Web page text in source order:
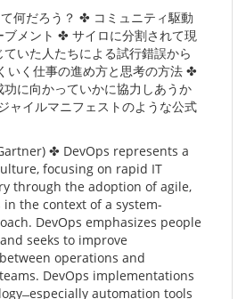
何だろう？ ✤ コミュニティ駆動
ブメント ✤ サイロに分割されて現
いた人たちによる試行錯誤から
いく仕事の進め方と思考の方法 ✤
に向かっていかに協力しあうか
ャイルマニフェストのような公式
✤ DevOps represents a
focusing on rapid IT
through the adoption of agile,
the context of a system-
DevOps emphasizes people
seeks to improve
operations and
DevOps implementations
especially automation tools